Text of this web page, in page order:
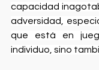
capacidad
adversidad,
que está en
individuo, sino